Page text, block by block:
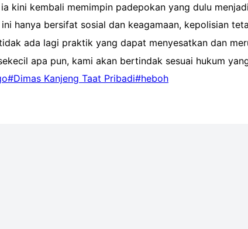
kini kembali memimpin padepokan yang dulu
hanya bersifat sosial dan keagamaan, kepolisian
ada lagi praktik yang dapat menyesatkan dan
apa pun, kami akan bertindak sesuai hukum
#Dimas Kanjeng Taat Pribadi#heboh